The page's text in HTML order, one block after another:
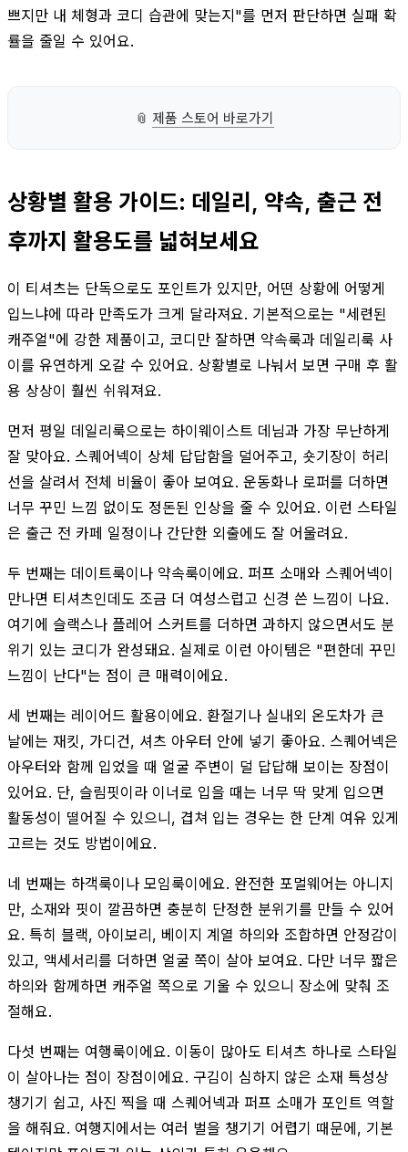
쁘지만 내 체형과 코디 습관에 맞는지"를 먼저 판단하면 실패 확
률을 줄일 수 있어요.
📎 제품 스토어 바로가기
상황별 활용 가이드: 데일리, 약속, 출근 전
후까지 활용도를 넓혀보세요
이 티셔츠는 단독으로도 포인트가 있지만, 어떤 상황에 어떻게
입느냐에 따라 만족도가 크게 달라져요. 기본적으로는 "세련된
캐주얼"에 강한 제품이고, 코디만 잘하면 약속룩과 데일리룩 사
이를 유연하게 오갈 수 있어요. 상황별로 나눠서 보면 구매 후 활
용 상상이 훨씬 쉬워져요.
먼저 평일 데일리룩으로는 하이웨이스트 데님과 가장 무난하게
잘 맞아요. 스퀘어넥이 상체 답답함을 덜어주고, 숏기장이 허리
선을 살려서 전체 비율이 좋아 보여요. 운동화나 로퍼를 더하면
너무 꾸민 느낌 없이도 정돈된 인상을 줄 수 있어요. 이런 스타일
은 출근 전 카페 일정이나 간단한 외출에도 잘 어울려요.
두 번째는 데이트룩이나 약속룩이에요. 퍼프 소매와 스퀘어넥이
만나면 티셔츠인데도 조금 더 여성스럽고 신경 쓴 느낌이 나요.
여기에 슬랙스나 플레어 스커트를 더하면 과하지 않으면서도 분
위기 있는 코디가 완성돼요. 실제로 이런 아이템은 "편한데 꾸민
느낌이 난다"는 점이 큰 매력이에요.
세 번째는 레이어드 활용이에요. 환절기나 실내외 온도차가 큰
날에는 재킷, 가디건, 셔츠 아우터 안에 넣기 좋아요. 스퀘어넥은
아우터와 함께 입었을 때 얼굴 주변이 덜 답답해 보이는 장점이
있어요. 단, 슬림핏이라 이너로 입을 때는 너무 딱 맞게 입으면
활동성이 떨어질 수 있으니, 겹쳐 입는 경우는 한 단계 여유 있게
고르는 것도 방법이에요.
네 번째는 하객룩이나 모임룩이에요. 완전한 포멀웨어는 아니지
만, 소재와 핏이 깔끔하면 충분히 단정한 분위기를 만들 수 있어
요. 특히 블랙, 아이보리, 베이지 계열 하의와 조합하면 안정감이
있고, 액세서리를 더하면 얼굴 쪽이 살아 보여요. 다만 너무 짧은
하의와 함께하면 캐주얼 쪽으로 기울 수 있으니 장소에 맞춰 조
절해요.
다섯 번째는 여행룩이에요. 이동이 많아도 티셔츠 하나로 스타일
이 살아나는 점이 장점이에요. 구김이 심하지 않은 소재 특성상
챙기기 쉽고, 사진 찍을 때 스퀘어넥과 퍼프 소매가 포인트 역할
을 해줘요. 여행지에서는 여러 벌을 챙기기 어렵기 때문에, 기본